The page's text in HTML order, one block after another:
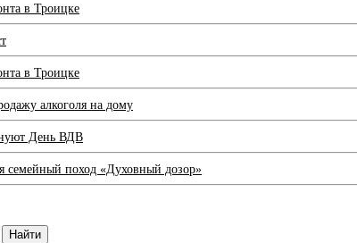
в Троицке
в Троицке
алкоголя на дому
День ВДВ
семейный поход «Духовный дозор»